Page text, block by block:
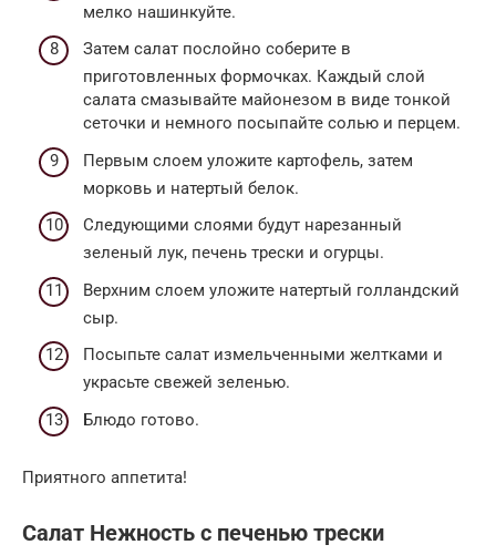
мелко нашинкуйте.
Затем салат послойно соберите в
приготовленных формочках. Каждый слой
салата смазывайте майонезом в виде тонкой
сеточки и немного посыпайте солью и перцем.
Первым слоем уложите картофель, затем
морковь и натертый белок.
Следующими слоями будут нарезанный
зеленый лук, печень трески и огурцы.
Верхним слоем уложите натертый голландский
сыр.
Посыпьте салат измельченными желтками и
украсьте свежей зеленью.
Блюдо готово.
Приятного аппетита!
Салат Нежность с печенью трески